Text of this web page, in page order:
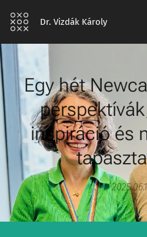
Dr. Vizdák Károly
Egy hét
inspiráció és